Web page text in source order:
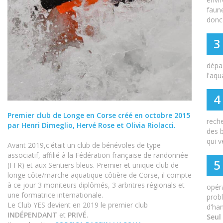
Premier club de Longe en Corse créé en octobre 2015
par Henri Dimeglio, Hervé Rose et Olivia Riolacci.
Avant 2019,c'était un club de bénévoles de type
associatif, affilié à la Fédération française de randonnée
(FFR) et aux Sentiers bleus. Premier et unique club de
longe côte/marche aquatique côtière de Corse, il compte
à ce jour 3 moniteurs diplômés, 3 arbritres régionals et
une formatrice internationale.
Le Club YES devient en 2019 le premier club
INDÉPENDANT et PRIVÉ.
3
4
des
qui
5